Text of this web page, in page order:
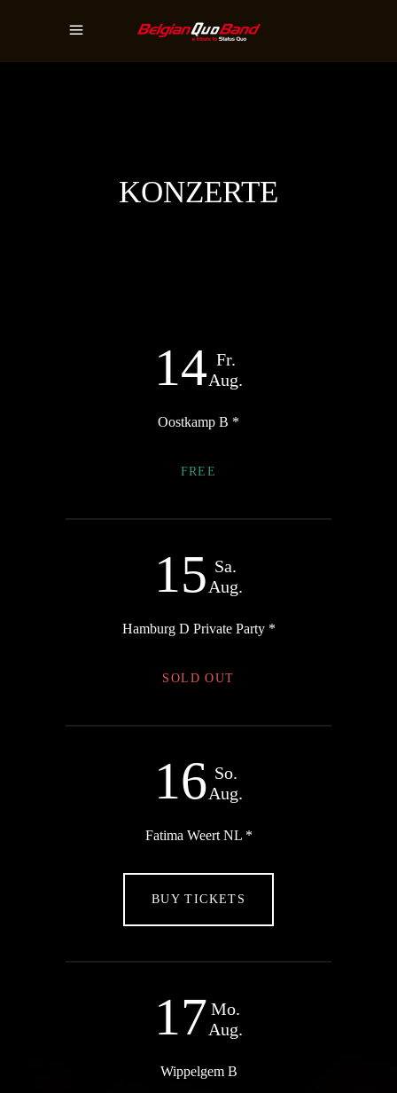
KONZERTE
14 Fr.
Aug.
Oostkamp B *
FREE
15 Sa.
Aug.
Hamburg D Private Party *
SOLD OUT
16 So.
Aug.
Fatima Weert NL *
BUY TICKETS
17 Mo.
Aug.
Wippelgem B